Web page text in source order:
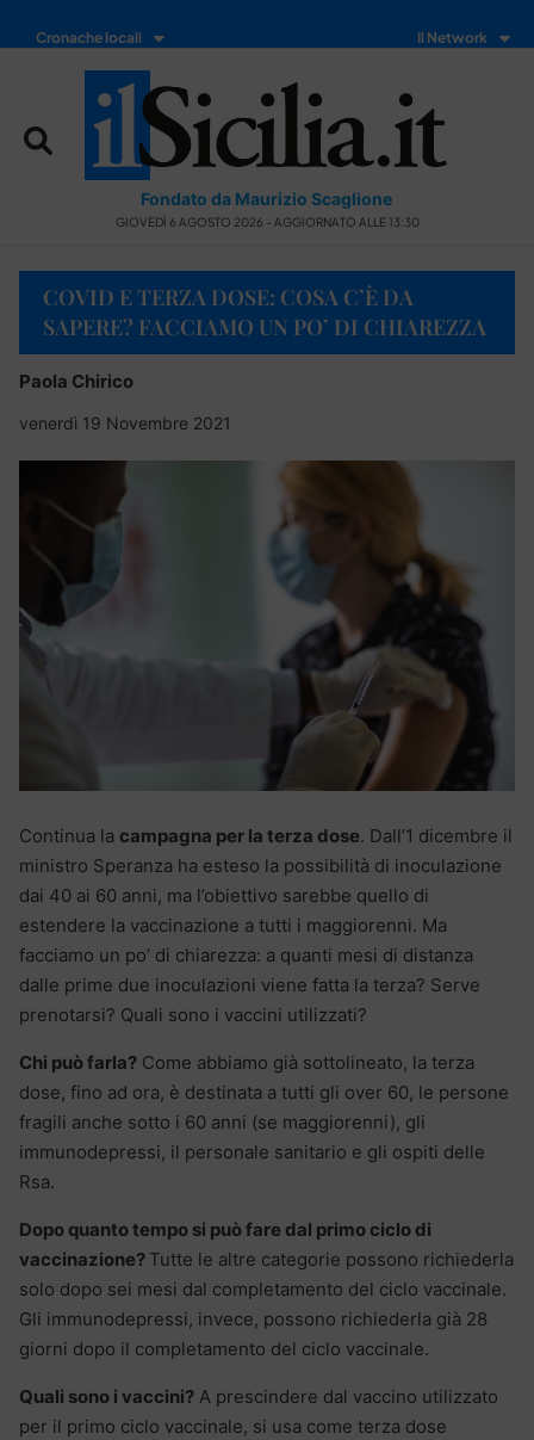
Cronache locali Il Network
Fondato da Maurizio Scaglione
GIOVEDÌ 6 AGOSTO 2026 - AGGIORNATO ALLE 13:30
COVID E TERZA DOSE: COSA C’È DA
SAPERE? FACCIAMO UN PO’ DI CHIAREZZA
Paola Chirico
venerdì 19 Novembre 2021
Continua la campagna per la terza dose. Dall’1 dicembre il
ministro Speranza ha esteso la possibilità di inoculazione
dai 40 ai 60 anni, ma l’obiettivo sarebbe quello di
estendere la vaccinazione a tutti i maggiorenni. Ma
facciamo un po’ di chiarezza: a quanti mesi di distanza
dalle prime due inoculazioni viene fatta la terza? Serve
prenotarsi? Quali sono i vaccini utilizzati?
Chi può farla? Come abbiamo già sottolineato, la terza
dose, fino ad ora, è destinata a tutti gli over 60, le persone
fragili anche sotto i 60 anni (se maggiorenni), gli
immunodepressi, il personale sanitario e gli ospiti delle
Rsa.
Dopo quanto tempo si può fare dal primo ciclo di
vaccinazione? Tutte le altre categorie possono richiederla
solo dopo sei mesi dal completamento del ciclo vaccinale.
Gli immunodepressi, invece, possono richiederla già 28
giorni dopo il completamento del ciclo vaccinale.
Quali sono i vaccini? A prescindere dal vaccino utilizzato
per il primo ciclo vaccinale, si usa come terza dose